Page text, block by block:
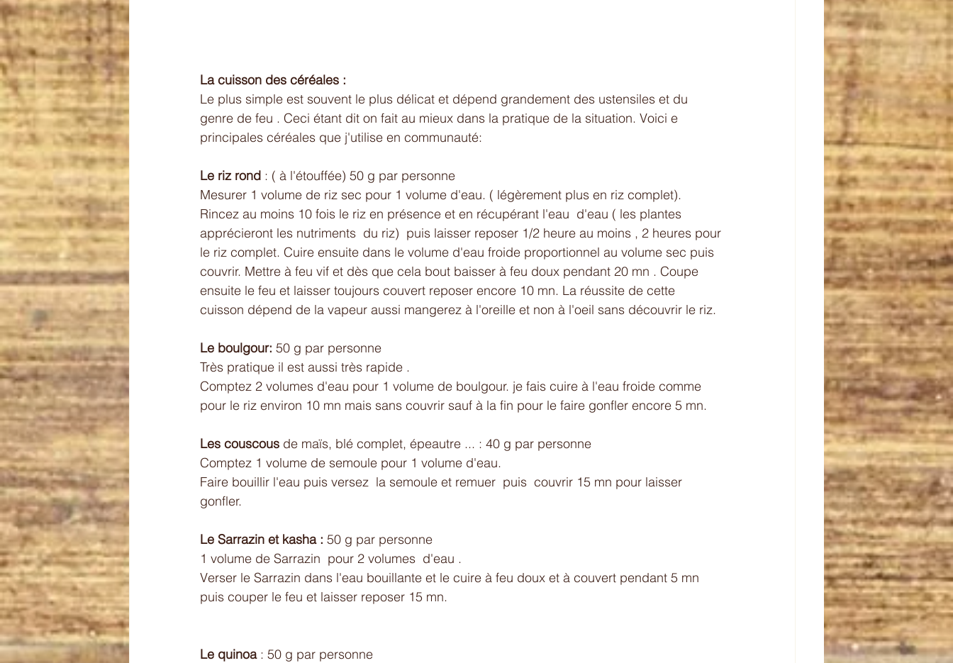
La cuisson des céréales :
Le plus simple est souvent le plus délicat et dépend grandement des ustensiles et du
genre de feu . Ceci étant dit on fait au mieux dans la pratique de la situation. Voici e
principales céréales que j'utilise en communauté:
Le riz rond : ( à l'étouffée) 50 g par personne
Mesurer 1 volume de riz sec pour 1 volume d'eau. ( légèrement plus en riz complet).
Rincez au moins 10 fois le riz en présence et en récupérant l'eau  d'eau ( les plantes
apprécieront les nutriments  du riz)  puis laisser reposer 1/2 heure au moins , 2 heures pour
le riz complet. Cuire ensuite dans le volume d'eau froide proportionnel au volume sec puis
couvrir. Mettre à feu vif et dès que cela bout baisser à feu doux pendant 20 mn . Coupe
ensuite le feu et laisser toujours couvert reposer encore 10 mn. La réussite de cette
cuisson dépend de la vapeur aussi mangerez à l'oreille et non à l'oeil sans découvrir le riz.
Le boulgour: 50 g par personne
Très pratique il est aussi très rapide .
Comptez 2 volumes d'eau pour 1 volume de boulgour. je fais cuire à l'eau froide comme
pour le riz environ 10 mn mais sans couvrir sauf à la fin pour le faire gonfler encore 5 mn.
Les couscous de maïs, blé complet, épeautre ... : 40 g par personne
Comptez 1 volume de semoule pour 1 volume d'eau.
Faire bouillir l'eau puis versez  la semoule et remuer  puis  couvrir 15 mn pour laisser
gonfler.
Le Sarrazin et kasha : 50 g par personne
1 volume de Sarrazin  pour 2 volumes  d'eau .
Verser le Sarrazin dans l'eau bouillante et le cuire à feu doux et à couvert pendant 5 mn
puis couper le feu et laisser reposer 15 mn.
Le quinoa : 50 g par personne